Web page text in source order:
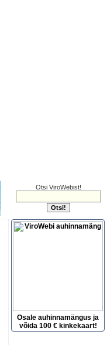
Otsi ViroWebist!
Osale auhinnamängus ja
võida 100 € kinkekaart!